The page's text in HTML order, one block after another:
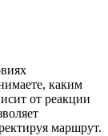
каким
от реакции
маршрут.